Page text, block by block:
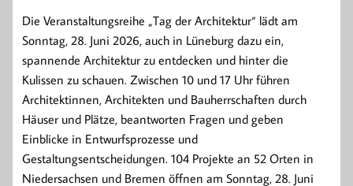
Die Veranstaltungsreihe „Tag der Architektur“ lädt am
Sonntag, 28. Juni 2026, auch in Lüneburg dazu ein,
spannende Architektur zu entdecken und hinter die
Kulissen zu schauen. Zwischen 10 und 17 Uhr führen
Architektinnen, Architekten und Bauherrschaften durch
Häuser und Plätze, beantworten Fragen und geben
Einblicke in Entwurfsprozesse und
Gestaltungsentscheidungen. 104 Projekte an 52 Orten in
Niedersachsen und Bremen öffnen am Sonntag, 28. Juni